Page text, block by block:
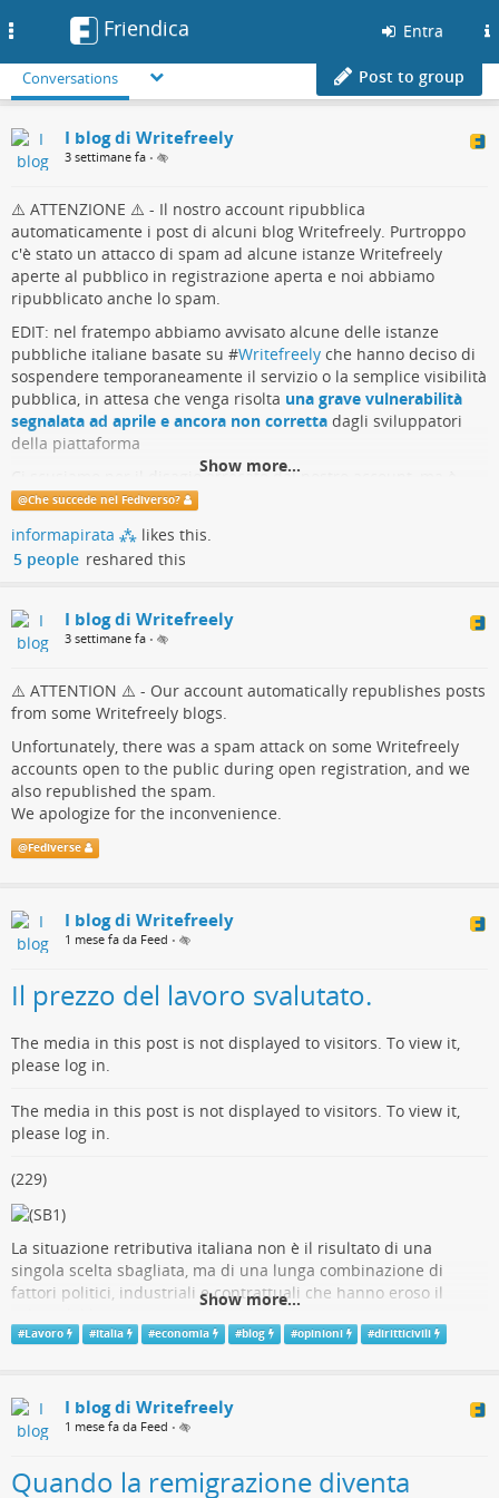
Friendica Entra
Conversations Post to group
I blog di Writefreely
3 settimane fa •
⚠️ ATTENZIONE ⚠️ - Il nostro account ripubblica
automaticamente i post di alcuni blog Writefreely. Purtroppo
c'è stato un attacco di spam ad alcune istanze Writefreely
aperte al pubblico in registrazione aperta e noi abbiamo
ripubblicato anche lo spam.
EDIT: nel fratempo abbiamo avvisato alcune delle istanze
pubbliche italiane basate su #Writefreely che hanno deciso di
sospendere temporaneamente il servizio o la semplice visibilità
pubblica, in attesa che venga risolta una grave vulnerabilità
segnalata ad aprile e ancora non corretta dagli sviluppatori
della piattaforma
Ci scusiamo per il disagio arrecato dal nostro account, ma è
stato proprio grazie a questo disagio che siamo riusciti ad
che Writefreely non presenta strumenti di amministrazione che
consentano agli admin di monitorare puntualmente le attività
Show more...
@Che succede nel Fediverso?
informapirata ⁂ likes this.
5 people reshared this
I blog di Writefreely
3 settimane fa •
⚠️ ATTENTION ⚠️ - Our account automatically republishes posts
from some Writefreely blogs.
Unfortunately, there was a spam attack on some Writefreely
accounts open to the public during open registration, and we
also republished the spam.
We apologize for the inconvenience.
@Fediverse
I blog di Writefreely
1 mese fa da Feed •
Il prezzo del lavoro svalutato.
The media in this post is not displayed to visitors. To view it,
please log in.
The media in this post is not displayed to visitors. To view it,
please log in.
(229)
La situazione retributiva italiana non è il risultato di una
singola scelta sbagliata, ma di una lunga combinazione di
fattori politici, industriali e contrattuali che hanno eroso il
Da anni il Paese convive con una crescita economica debole,
Il punto centrale è semplice: l’Italia ha tenuto bassi i salari
competitivo stabile
. Il risultato è un equilibrio povero, non una
strategia vincente.
Show more...
#Lavoro #Italia #economia #blog #opinioni #diritticivili
I blog di Writefreely
1 mese fa da Feed •
Quando la remigrazione diventa